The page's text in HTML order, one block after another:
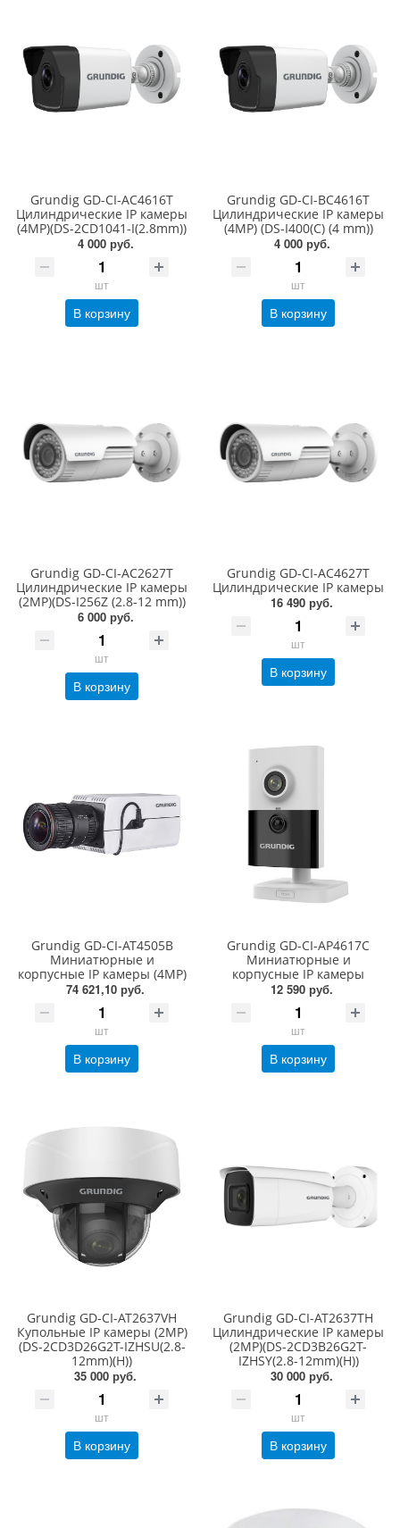
Grundig GD-CI-AC4616T
Цилиндрические IP камеры
(4MP)(DS-2CD1041-I(2.8mm))
4 000 руб.
шт
В корзину
Grundig GD-CI-BC4616T
Цилиндрические IP камеры
(4MP) (DS-I400(С) (4 mm))
4 000 руб.
шт
В корзину
Grundig GD-CI-AC2627T
Цилиндрические IP камеры
(2MP)(DS-I256Z (2.8-12 mm))
6 000 руб.
шт
В корзину
Grundig GD-CI-AC4627T
Цилиндрические IP камеры
16 490 руб.
шт
В корзину
Grundig GD-CI-AT4505B
Миниатюрные и
корпусные IP камеры (4MP)
74 621,10 руб.
шт
В корзину
Grundig GD-CI-AP4617C
Миниатюрные и
корпусные IP камеры
12 590 руб.
шт
В корзину
Grundig GD-CI-AT2637VH
Купольные IP камеры (2MP)
(DS-2CD3D26G2T-IZHSU(2.8-
12mm)(H))
35 000 руб.
шт
В корзину
Grundig GD-CI-AT2637TH
Цилиндрические IP камеры
(2MP)(DS-2CD3B26G2T-
IZHSY(2.8-12mm)(H))
30 000 руб.
шт
В корзину